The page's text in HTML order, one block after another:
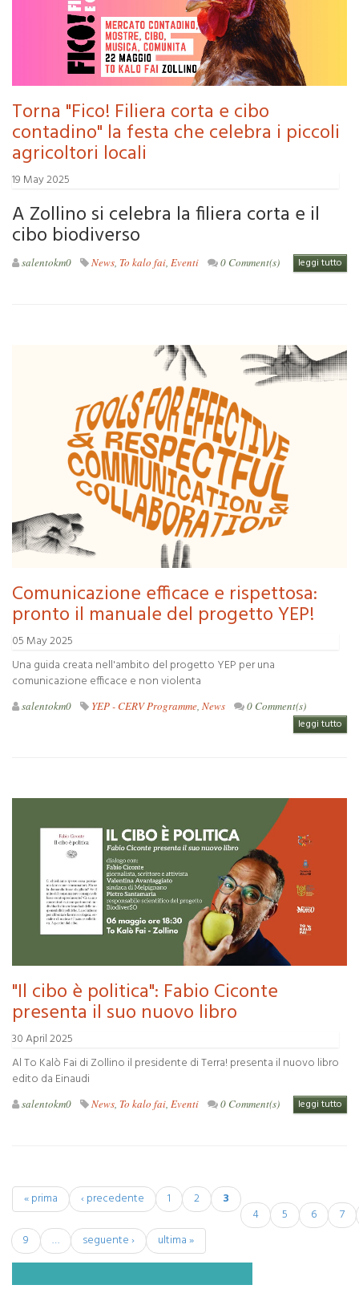
Torna "Fico! Filiera corta e cibo
contadino" la festa che celebra i piccoli
agricoltori locali
19 May 2025
A Zollino si celebra la filiera corta e il
cibo biodiverso
salentokm0 News To kalo fai Eventi 0 Comment(s) leggi tutto
Comunicazione efficace e rispettosa:
pronto il manuale del progetto YEP!
05 May 2025
Una guida creata nell'ambito del progetto YEP per una
comunicazione efficace e non violenta
salentokm0 YEP - CERV Programme, News 0 Comment(s)
leggi tutto
"Il cibo è politica": Fabio Ciconte
presenta il suo nuovo libro
30 April 2025
Al To Kalò Fai di Zollino il presidente di Terra! presenta il nuovo libro
edito da Einaudi
salentokm0 News, To kalo fai, Eventi 0 Comment(s) leggi tutto
Pagine
« prima ‹ precedente 1 2
3
4
5 6
7
9
… seguente › ultima »